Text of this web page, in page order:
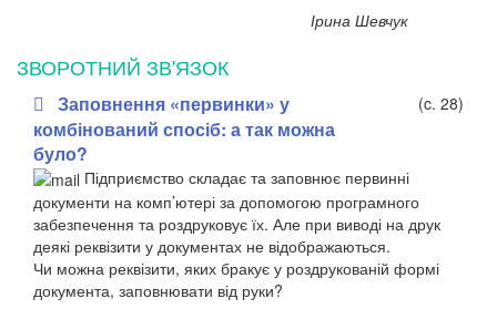
Ірина Шевчук
ЗВОРОТНИЙ ЗВ'ЯЗОК
Заповнення «первинки» у
комбінований спосіб: а так можна
було?
(c. 28)
Підприємство складає та заповнює первинні
документи на комп’ютері за допомогою програмного
забезпечення та роздруковує їх. Але при виводі на друк
деякі реквізити у документах не відображаються.
Чи можна реквізити, яких бракує у роздрукованій формі
документа, заповнювати від руки?